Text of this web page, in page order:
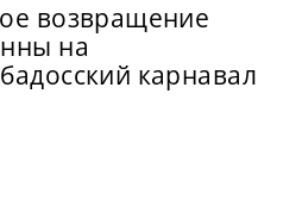
возвращение
на
карнавал